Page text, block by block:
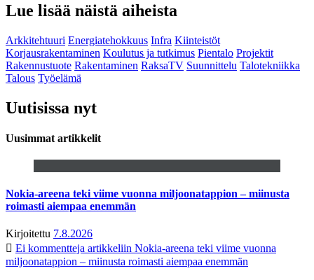
Lue lisää näistä aiheista
Arkkitehtuuri Energiatehokkuus Infra Kiinteistöt
Korjausrakentaminen Koulutus ja tutkimus Pientalo Projektit
Rakennustuote Rakentaminen RaksaTV Suunnittelu Talotekniikka
Talous Työelämä
Uutisissa nyt
Uusimmat artikkelit
Nokia-areena teki viime vuonna miljoonatappion – miinusta
roimasti aiempaa enemmän
Kirjoitettu 7.8.2026
Ei kommentteja artikkeliin Nokia-areena teki viime vuonna
miljoonatappion – miinusta roimasti aiempaa enemmän